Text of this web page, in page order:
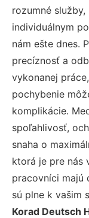
rozumné
individuálnym
nám ešte dnes.
precíznosť a
vykonanej
pochybenie
komplikácie.
spoľahlivosť,
snaha o
ktorá je pre nás
pracovníci majú
sú plne k vašim
Korad Deutsch